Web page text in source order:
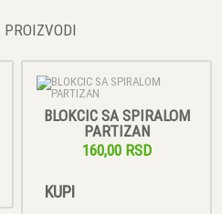
BLOKCIC SA SPIRALOM
PARTIZAN
160,00 RSD
KUPI